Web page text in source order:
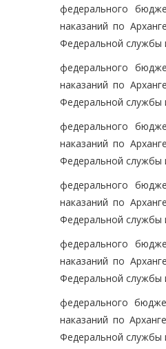
федерального
наказаний по
Федеральной службы
федерального
наказаний по
Федеральной службы
федерального
наказаний по
Федеральной службы
федерального
наказаний по
Федеральной службы
федерального
наказаний по
Федеральной службы
федерального
наказаний по
Федеральной службы